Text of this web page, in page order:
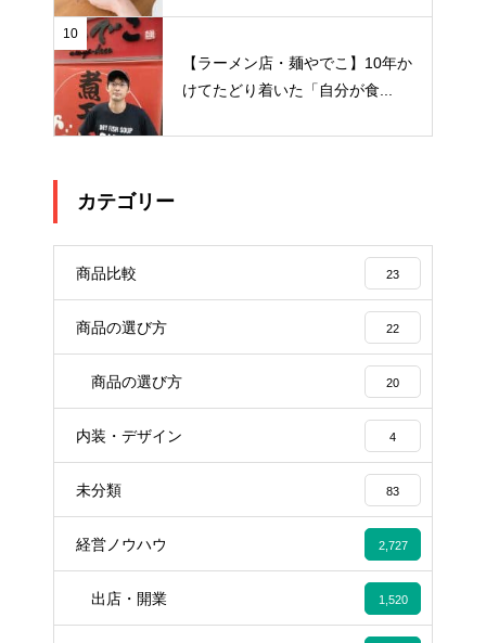
10
【ラーメン店・麺やでこ】10年か
けてたどり着いた「自分が食...
カテゴリー
商品比較 23
商品の選び方 22
商品の選び方 20
内装・デザイン 4
未分類 83
経営ノウハウ 2,727
出店・開業 1,520